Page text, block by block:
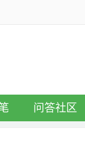
问答社区